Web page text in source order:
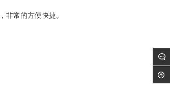
非常的方便快捷。